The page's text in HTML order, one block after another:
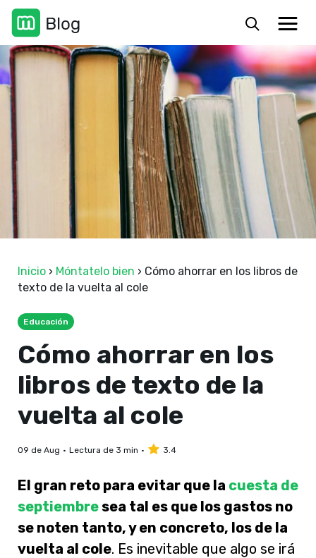
Inicio › Móntatelo bien › Cómo ahorrar en los libros de
texto de la vuelta al cole
Educación
Cómo ahorrar en los
libros de texto de la
vuelta al cole
09 de Aug Lectura de 3 min 3.4
El gran reto para evitar que la cuesta de
septiembresea tal es que los gastos no
se noten tanto, y en concreto, los de la
vuelta al cole. Es inevitable que algo se irá